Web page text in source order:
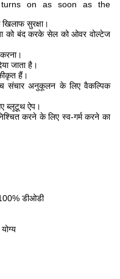
turns on as soon as the
सुरक्षा।
को बंद करके सेल को ओवर वोल्टेज
जाता है।
हैं।
संचार अनुकूलन के लिए वैकल्पिक
ब्लूटूथ ऐप।
करने के लिए स्व-गर्म करने का
डीओडी